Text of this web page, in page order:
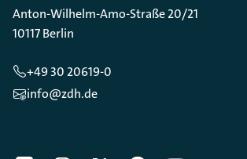
Anton-Wilhelm-Amo-Straße 20/21
10117 Berlin
+49 30 20619-0
info@zdh.de